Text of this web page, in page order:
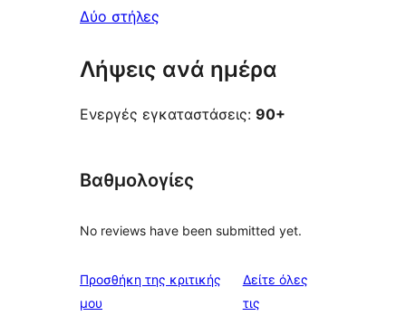
Δύο στήλες
Λήψεις ανά ημέρα
Ενεργές εγκαταστάσεις: 90+
Βαθμολογίες
No reviews have been submitted yet.
Προσθήκη της κριτικής
μου
Δείτε όλες
τιςκριτικές